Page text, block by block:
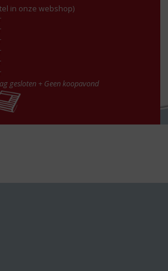
in onze webshop)
gesloten + Geen koopavond